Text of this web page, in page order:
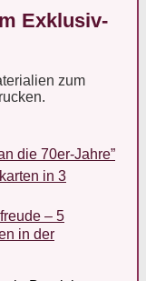
Exklusiv-
zum
die 70er-Jahre”
in 3
– 5
in der